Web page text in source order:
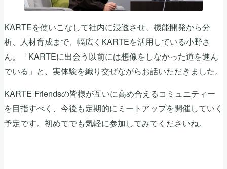
KARTEを使いこなして社内に浸透させ、機能開発から分
析、人材育成まで、幅広くKARTEを活用している小野さ
ん。「KARTEに出会う以前には想像をしなかった道を進ん
でいる」と、実体験を織り交ぜながらお話いただきました。
KARTE Friendsの皆様が互いに高め合えるコミュニティー
を目指すべく、今後も定期的にミートアップを開催していく
予定です。初めてでも気軽に参加してみてくださいね。